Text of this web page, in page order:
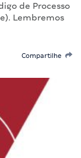
de Processo
Lembremos
Compartilhe